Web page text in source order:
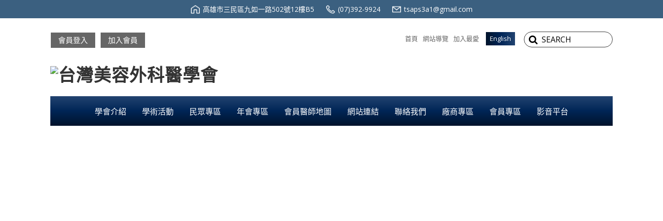
高雄市三民區九如一路502號12樓B5 (07)392-9924 tsaps3a1@gmail.com
首頁 網站導覽 加入最愛 English
會員登入 加入會員
學會介紹 學術活動 民眾專區 年會專區 會員醫師地圖 網站連結 聯絡我們 廠商專區 會員專區 影音平台